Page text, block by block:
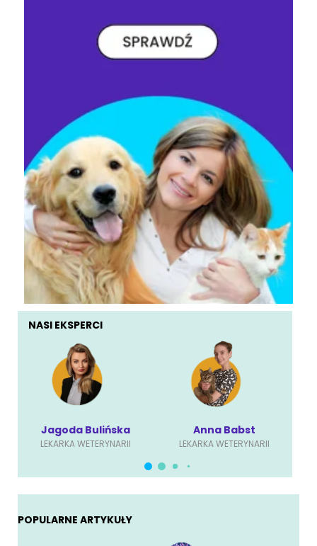
NASI EKSPERCI
Jagoda Bulińska
LEKARKA WETERYNARII
Anna Babst
LEKARKA WETERYNARII
POPULARNE ARTYKUŁY